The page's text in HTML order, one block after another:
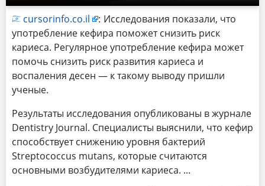
cursorinfo.co.il : Исследования показали, что
употребление кефира поможет снизить риск
кариеса. Регулярное употребление кефира может
помочь снизить риск развития кариеса и
воспаления десен — к такому выводу пришли
ученые.
Результаты исследования опубликованы в журнале
Dentistry Journal. Специалисты выяснили, что кефир
способствует снижению уровня бактерий
Streptococcus mutans, которые считаются
основными возбудителями кариеса.